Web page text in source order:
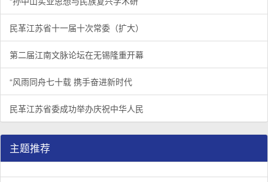
民革江苏省十一届十次常委（扩大）
第二届江南文脉论坛在无锡隆重开幕
“风雨同舟七十载 携手奋进新时代
民革江苏省委成功举办庆祝中华人民
主题推荐